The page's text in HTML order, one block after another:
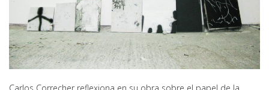
Carlos Correcher reflexiona en su obra sobre el papel de la